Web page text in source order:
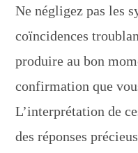
Ne négligez pas les
coïncidences
produire au bon
confirmation que
L’interprétation de
des réponses